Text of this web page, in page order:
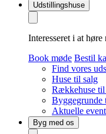
Udstillingshuse
Interesseret i at
Book møde Bestil
Find vores
Huse til salg
Rækkehuse til
Byggegrunde
Aktuelle
Byg med os